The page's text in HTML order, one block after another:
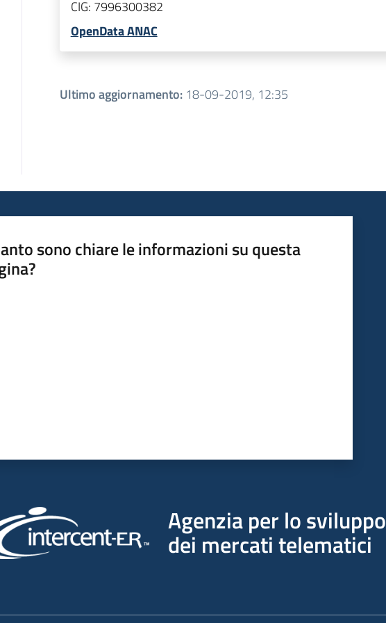
CIG: 7996300382
OpenData ANAC
Ultimo aggiornamento: 18-09-2019, 12:35
sono chiare le informazioni su questa
Agenzia per lo sviluppo
dei mercati telematici